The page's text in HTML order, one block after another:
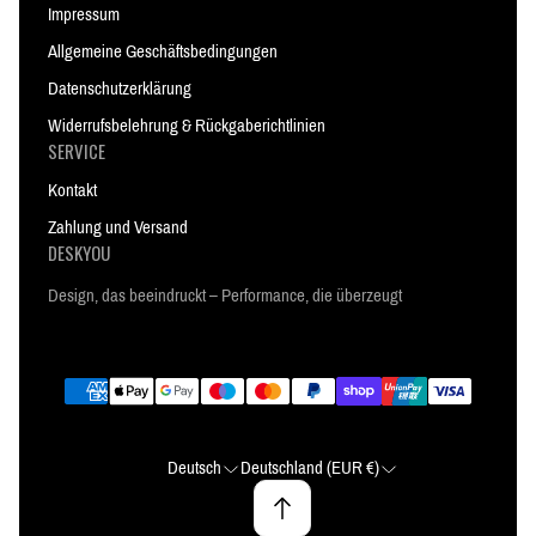
Impressum
Allgemeine Geschäftsbedingungen
Datenschutzerklärung
Widerrufsbelehrung & Rückgaberichtlinien
SERVICE
Kontakt
Zahlung und Versand
DESKYOU
Design, das beeindruckt – Performance, die überzeugt
Deutsch Deutschland (EUR €)